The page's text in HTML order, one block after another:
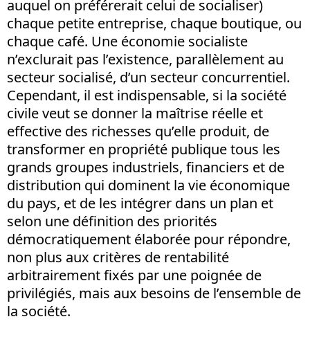
auquel on préférerait celui de socialiser)
chaque petite entreprise, chaque boutique, ou
chaque café. Une économie socialiste
n’exclurait pas l’existence, parallèlement au
secteur socialisé, d’un secteur concurrentiel.
Cependant, il est indispensable, si la société
civile veut se donner la maîtrise réelle et
effective des richesses qu’elle produit, de
transformer en propriété publique tous les
grands groupes industriels, financiers et de
distribution qui dominent la vie économique
du pays, et de les intégrer dans un plan et
selon une définition des priorités
démocratiquement élaborée pour répondre,
non plus aux critères de rentabilité
arbitrairement fixés par une poignée de
privilégiés, mais aux besoins de l’ensemble de
la société.